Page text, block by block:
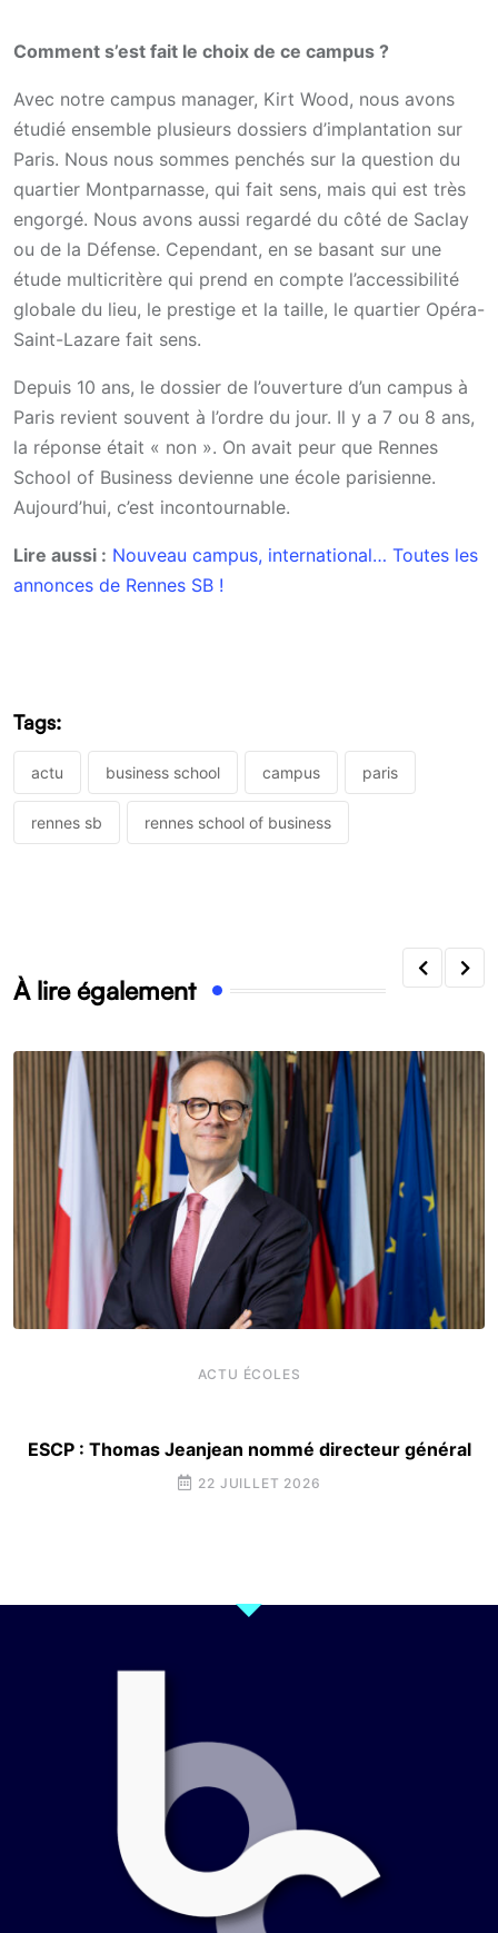
Comment s’est fait le choix de ce campus ?
Avec notre campus manager, Kirt Wood, nous avons
étudié ensemble plusieurs dossiers d’implantation sur
Paris. Nous nous sommes penchés sur la question du
quartier Montparnasse, qui fait sens, mais qui est très
engorgé. Nous avons aussi regardé du côté de Saclay
ou de la Défense. Cependant, en se basant sur une
étude multicritère qui prend en compte l’accessibilité
globale du lieu, le prestige et la taille, le quartier Opéra-
Saint-Lazare fait sens.
Depuis 10 ans, le dossier de l’ouverture d’un campus à
Paris revient souvent à l’ordre du jour. Il y a 7 ou 8 ans,
la réponse était « non ». On avait peur que Rennes
School of Business devienne une école parisienne.
Aujourd’hui, c’est incontournable.
Lire aussi : Nouveau campus, international… Toutes les
annonces de Rennes SB !
Tags:
actu business school campus paris
rennes sb rennes school of business
À lire également
ACTU ÉCOLES
ESCP : Thomas Jeanjean nommé directeur général
22 JUILLET 2026